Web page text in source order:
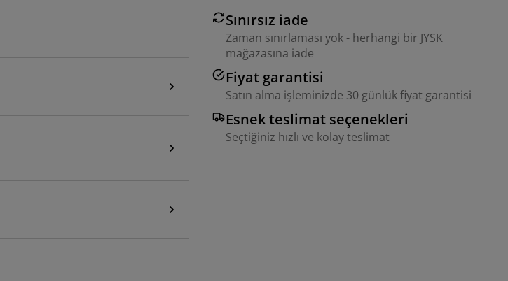
Sınırsız iade
Zaman sınırlaması yok - herhangi bir JYSK
mağazasına iade
Fiyat garantisi
Satın alma işleminizde 30 günlük fiyat garantisi
Esnek teslimat seçenekleri
Seçtiğiniz hızlı ve kolay teslimat